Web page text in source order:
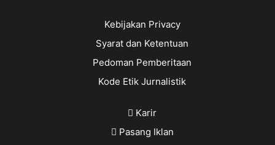
Kebijakan Privacy
Syarat dan Ketentuan
Pedoman Pemberitaan
Kode Etik Jurnalistik
Karir
Pasang Iklan